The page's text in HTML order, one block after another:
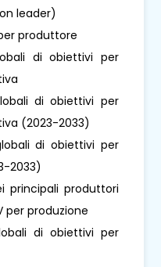
leader)
produttore
di obiettivi per
di obiettivi per
(2023-2033)
di obiettivi per
2033)
principali produttori
per produzione
di obiettivi per